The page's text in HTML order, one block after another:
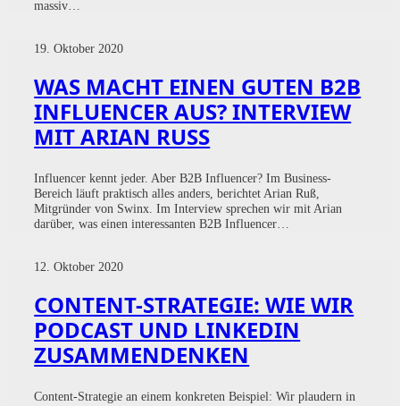
massiv…
19. Oktober 2020
WAS MACHT EINEN GUTEN B2B
INFLUENCER AUS? INTERVIEW
MIT ARIAN RUSS
Influencer kennt jeder. Aber B2B Influencer? Im Business-
Bereich läuft praktisch alles anders, berichtet Arian Ruß,
Mitgründer von Swinx. Im Interview sprechen wir mit Arian
darüber, was einen interessanten B2B Influencer…
12. Oktober 2020
CONTENT-STRATEGIE: WIE WIR
PODCAST UND LINKEDIN
ZUSAMMENDENKEN
Content-Strategie an einem konkreten Beispiel: Wir plaudern in